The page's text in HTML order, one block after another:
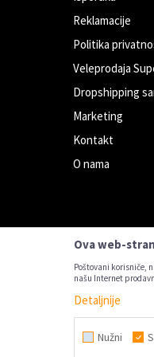
Reklamacije
Politika
Veleprodaja
Dropshipping
Marketing
Kontakt
O nama
Nastojimo da budemo što
Svi artikli
Ova web-
Poštovani korisniče,
našu Internet
Detaljnije
Nužni